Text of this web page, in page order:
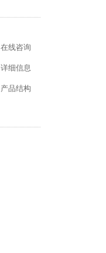
在线咨询
详细信息
产品结构